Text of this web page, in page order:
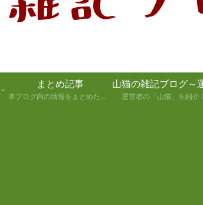
まとめ記事
本ブログ内の情報をまとめた記事
運営者の「山猫」を紹介！